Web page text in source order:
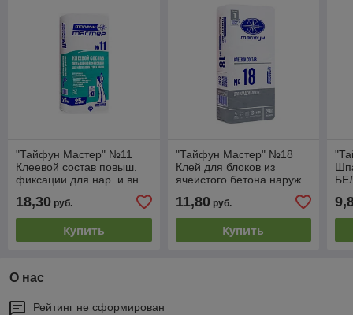
"Тайфун Мастер" №11
Клеевой состав повыш.
фиксации для нар. и вн.
18,30 руб.
Купить
"Тайфун Мастер" №18
Клей для блоков из
ячеистого бетона наруж.
11,80руб.
Купить
О нас
Рейтинг не сформирован